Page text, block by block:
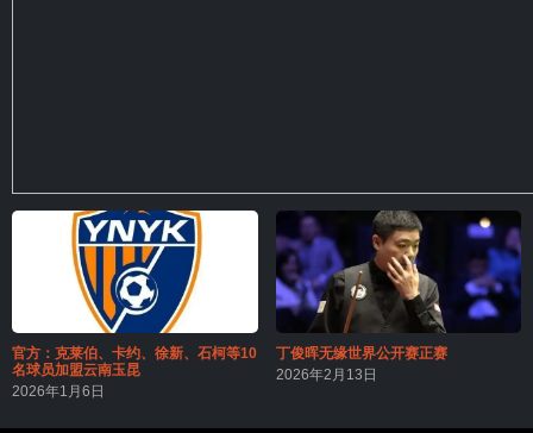
官方：克莱伯、卡约、徐新、石柯等10
名球员加盟云南玉昆
2026年1月6日
丁俊晖无缘世界公开赛正赛
2026年2月13日